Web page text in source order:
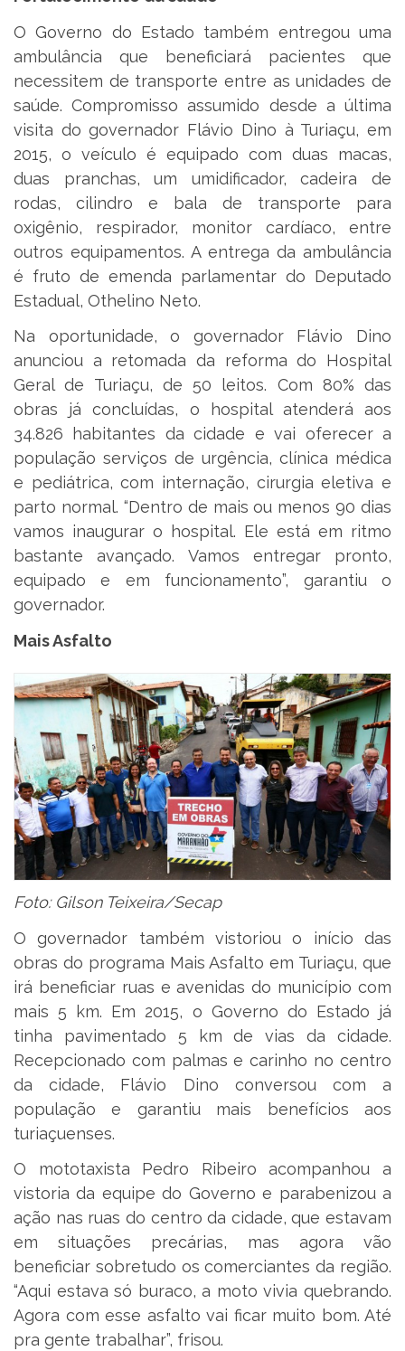
O Governo do Estado também entregou uma
ambulância que beneficiará pacientes que
necessitem de transporte entre as unidades de
saúde. Compromisso assumido desde a última
visita do governador Flávio Dino à Turiaçu, em
2015, o veículo é equipado com duas macas,
duas pranchas, um umidificador, cadeira de
rodas, cilindro e bala de transporte para
oxigênio, respirador, monitor cardíaco, entre
outros equipamentos. A entrega da ambulância
é fruto de emenda parlamentar do Deputado
Estadual, Othelino Neto.
Na oportunidade, o governador Flávio Dino
anunciou a retomada da reforma do Hospital
Geral de Turiaçu, de 50 leitos. Com 80% das
obras já concluídas, o hospital atenderá aos
34.826 habitantes da cidade e vai oferecer a
população serviços de urgência, clínica médica
e pediátrica, com internação, cirurgia eletiva e
parto normal. “Dentro de mais ou menos 90 dias
vamos inaugurar o hospital. Ele está em ritmo
bastante avançado. Vamos entregar pronto,
equipado e em funcionamento”, garantiu o
governador.
Mais Asfalto
Foto: Gilson Teixeira/Secap
O governador também vistoriou o início das
obras do programa Mais Asfalto em Turiaçu, que
irá beneficiar ruas e avenidas do município com
mais 5 km. Em 2015, o Governo do Estado já
tinha pavimentado 5 km de vias da cidade.
Recepcionado com palmas e carinho no centro
da cidade, Flávio Dino conversou com a
população e garantiu mais benefícios aos
turiaçuenses.
O mototaxista Pedro Ribeiro acompanhou a
vistoria da equipe do Governo e parabenizou a
ação nas ruas do centro da cidade, que estavam
em situações precárias, mas agora vão
beneficiar sobretudo os comerciantes da região.
“Aqui estava só buraco, a moto vivia quebrando.
Agora com esse asfalto vai ficar muito bom. Até
pra gente trabalhar”, frisou.